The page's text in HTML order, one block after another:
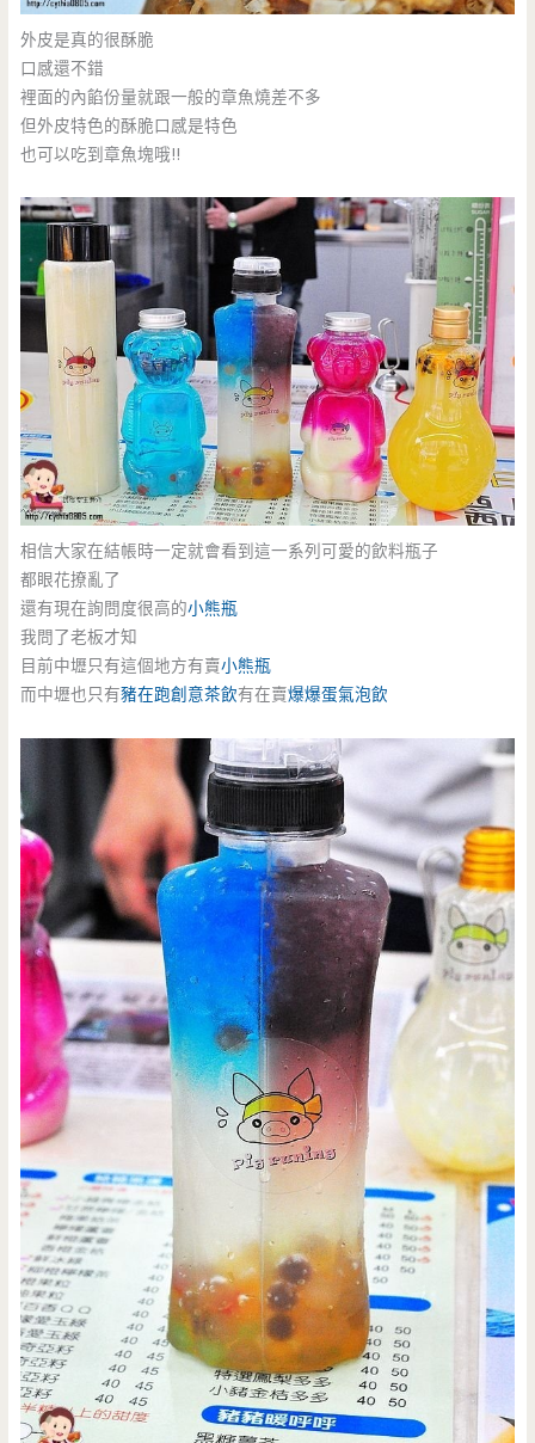
外皮是真的很酥脆
口感還不錯
裡面的內餡份量就跟一般的章魚燒差不多
但外皮特色的酥脆口感是特色
也可以吃到章魚塊哦!!
相信大家在結帳時一定就會看到這一系列可愛的飲料瓶子
都眼花撩亂了
還有現在詢問度很高的小熊瓶
我問了老板才知
目前中壢只有這個地方有賣小熊瓶
而中壢也只有豬在跑創意茶飲有在賣爆爆蛋氣泡飲